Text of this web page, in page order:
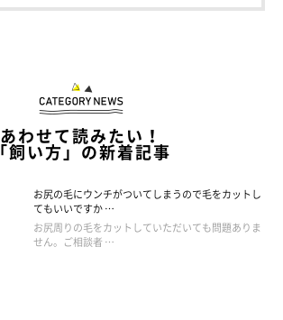
あわせて読みたい！
「飼い方」の新着記事
お尻の毛にウンチがついてしまうので毛をカットし
てもいいですか …
お尻周りの毛をカットしていただいても問題ありま
せん。ご相談者 …